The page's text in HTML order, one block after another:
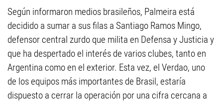
Según informaron medios brasileños, Palmeira está
decidido a sumar a sus filas a Santiago Ramos Mingo,
defensor central zurdo que milita en Defensa y Justicia y
que ha despertado el interés de varios clubes, tanto en
Argentina como en el exterior. Esta vez, el Verdao, uno
de los equipos más importantes de Brasil, estaría
dispuesto a cerrar la operación por una cifra cercana a